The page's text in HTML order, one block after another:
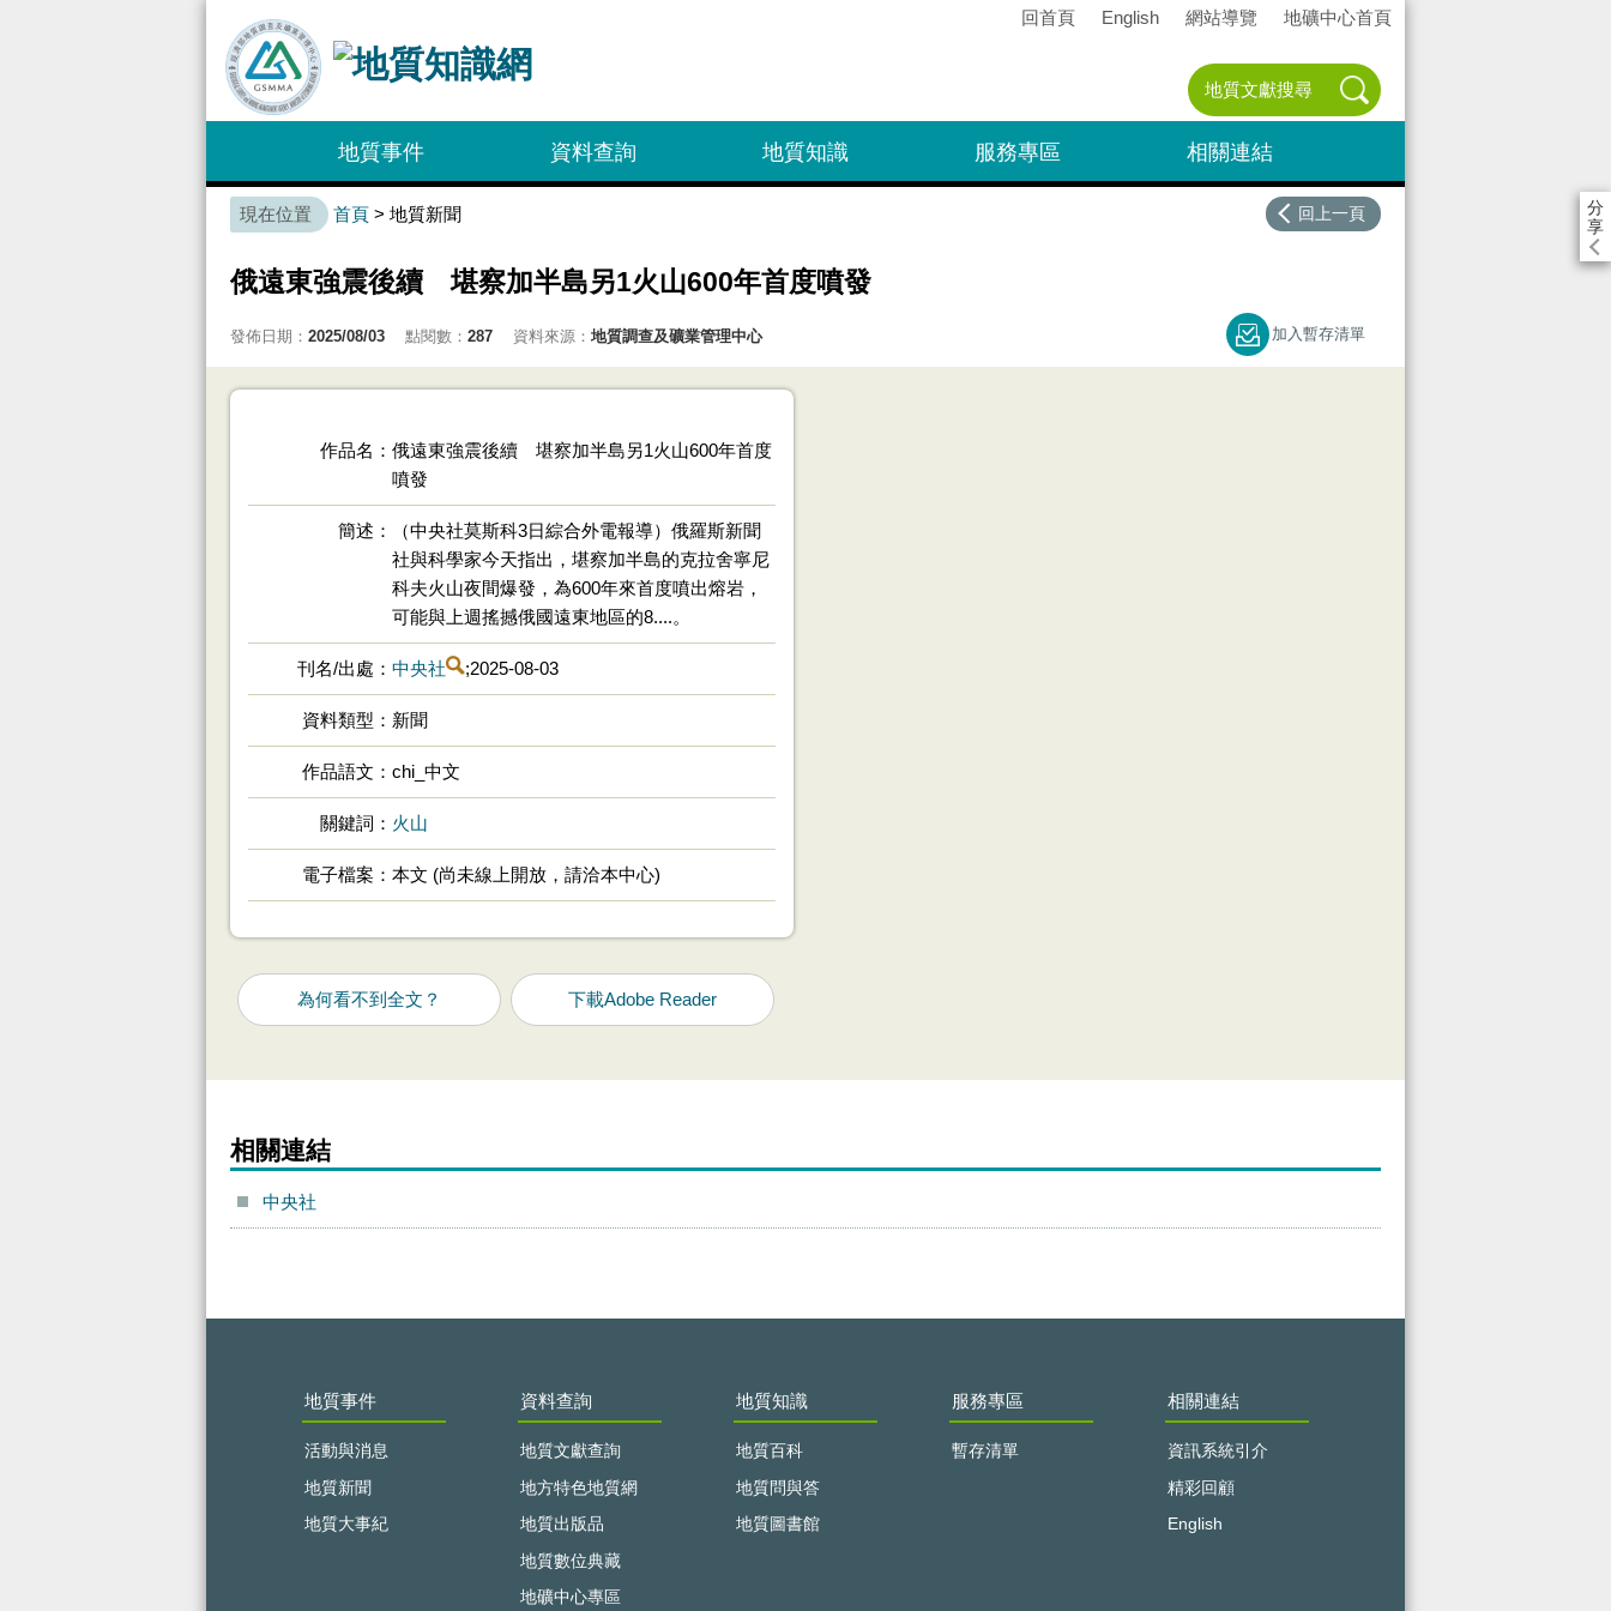
回首頁 English 網站導覽 地礦中心首頁
地質事件 資料查詢 地質知識 服務專區 相關連結
首頁> 地質新聞 回上一頁
俄遠東強震後續 堪察加半島另1火山600年首度噴發
發佈日期： 2025/08/03 點閱數： 287 資料來源： 地質調查及礦業管理中心 加入暫存清單
作品名
俄遠東強震後續 堪察加半島另1火山600年首度
噴發
簡述
（中央社莫斯科3日綜合外電報導）俄羅斯新聞
社與科學家今天指出，堪察加半島的克拉舍寧尼
科夫火山夜間爆發，為600年來首度噴出熔岩，
可能與上週搖撼俄國遠東地區的8....。
刊名/出處 中央社 ;2025-08-03
資料類型 新聞
作品語文 chi_中文
關鍵詞 火山
電子檔案 本文 (尚未線上開放，請洽本中心)
為何看不到全文？ 下載Adobe Reader
相關連結
中央社
分
享
地質事件
活動與消息
地質新聞
地質大事紀
資料查詢
地質文獻查詢
地方特色地質網
地質出版品
地質數位典藏
地礦中心專區
地質知識
地質百科
地質問與答
地質圖書館
服務專區
暫存清單
相關連結
資訊系統引介
精彩回顧
English